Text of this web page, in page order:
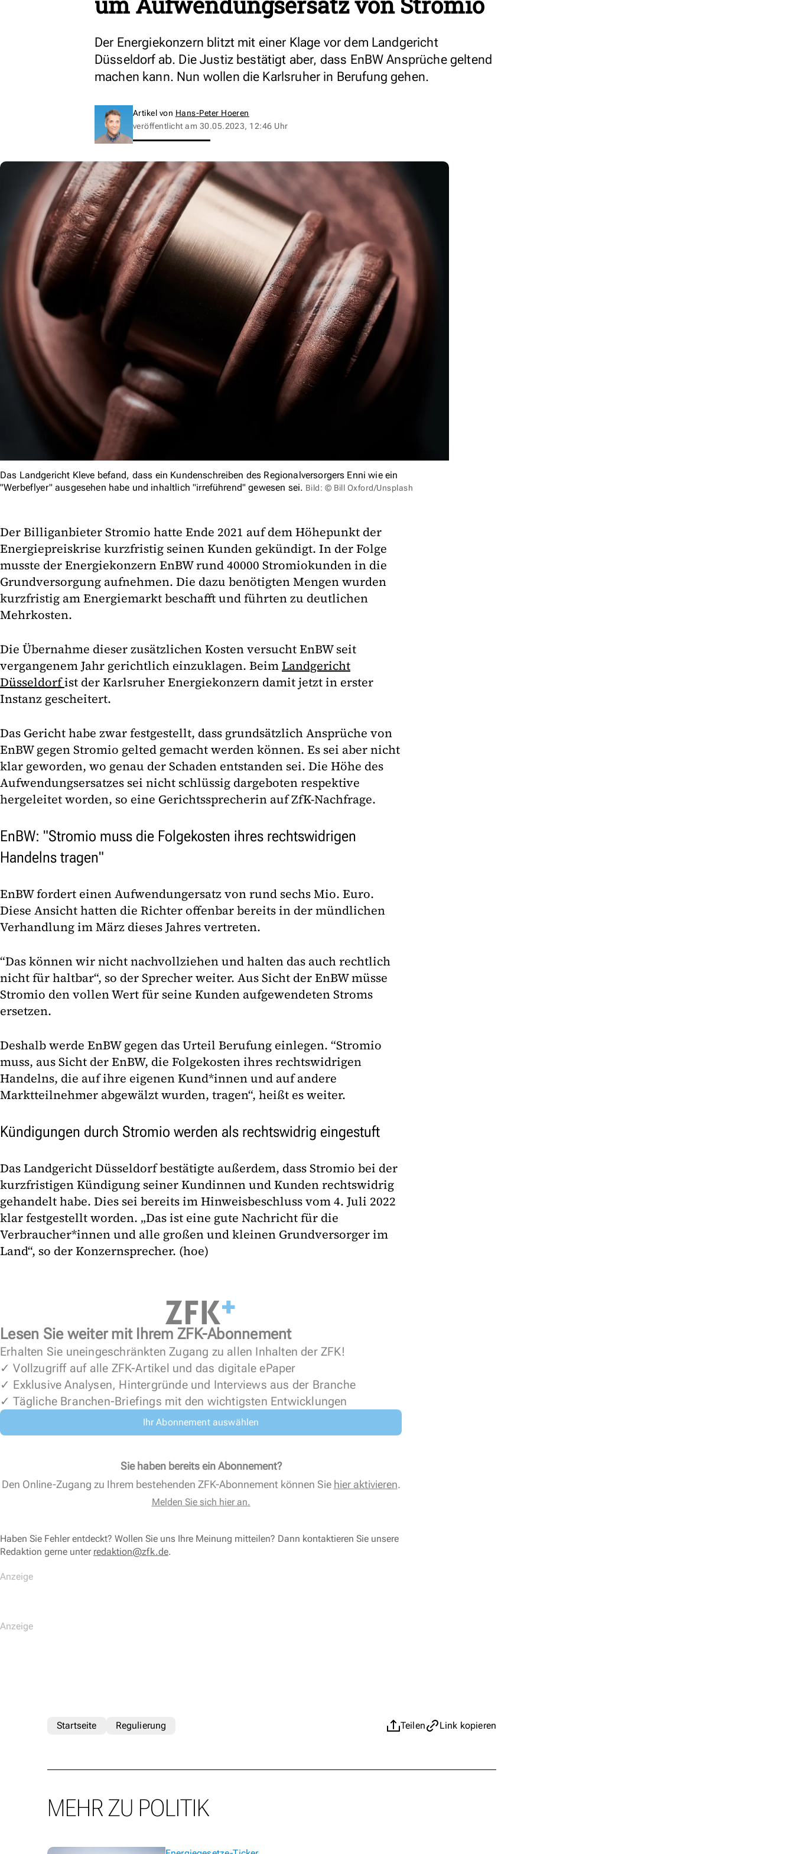
Der Energiekonzern blitzt mit einer Klage vor dem Landgericht
Düsseldorf ab. Die Justiz bestätigt aber, dass EnBW Ansprüche geltend
machen kann. Nun wollen die Karlsruher in Berufung gehen.
Artikel von Hans-Peter Hoeren
veröffentlicht am 30.05.2023, 12:46 Uhr
Das Landgericht Kleve befand, dass ein Kundenschreiben des Regionalversorgers Enni wie ein
"Werbeflyer" ausgesehen habe und inhaltlich "irreführend" gewesen sei. Bild: © Bill Oxford/Unsplash
Der Billiganbieter Stromio hatte Ende 2021 auf dem Höhepunkt der
Energiepreiskrise kurzfristig seinen Kunden gekündigt. In der Folge
musste der Energiekonzern EnBW rund 40000 Stromiokunden in die
Grundversorgung aufnehmen. Die dazu benötigten Mengen wurden
kurzfristig am Energiemarkt beschafft und führten zu deutlichen
Mehrkosten.
Die Übernahme dieser zusätzlichen Kosten versucht EnBW seit
vergangenem Jahr gerichtlich einzuklagen. BeimLandgericht
Düsseldorfist der Karlsruher Energiekonzern damit jetzt in erster
Instanz gescheitert.
Das Gericht habe zwar festgestellt, dass grundsätzlich Ansprüche von
EnBW gegen Stromio gelted gemacht werden können. Es sei aber nicht
klar geworden, wo genau der Schaden entstanden sei. Die Höhe des
Aufwendungsersatzes sei nicht schlüssig dargeboten respektive
hergeleitet worden, so eine Gerichtssprecherin auf ZfK-Nachfrage.
EnBW: "Stromio muss die Folgekosten ihres rechtswidrigen
Handelns tragen"
EnBW fordert einen Aufwendungersatz von rund sechs Mio. Euro.
Diese Ansicht hatten die Richter offenbar bereits in der mündlichen
Verhandlung im März dieses Jahres vertreten.
“Das können wir nicht nachvollziehen und halten das auch rechtlich
nicht für haltbar“, so der Sprecher weiter. Aus Sicht der EnBW müsse
Stromio den vollen Wert für seine Kunden aufgewendeten Stroms
ersetzen.
Deshalb werde EnBW gegen das Urteil Berufung einlegen. “Stromio
muss, aus Sicht der EnBW, die Folgekosten ihres rechtswidrigen
Handelns, die auf ihre eigenen Kund*innen und auf andere
Marktteilnehmer abgewälzt wurden, tragen“, heißt es weiter.
Kündigungen durch Stromio werden als rechtswidrig eingestuft
Das Landgericht Düsseldorf bestätigte außerdem, dass Stromio bei der
kurzfristigen Kündigung seiner Kundinnen und Kunden rechtswidrig
gehandelt habe. Dies sei bereits im Hinweisbeschluss vom 4. Juli 2022
klar festgestellt worden. „Das ist eine gute Nachricht für die
Verbraucher*innen und alle großen und kleinen Grundversorger im
Land“, so der Konzernsprecher. (hoe)
Lesen Sie weiter mit Ihrem ZFK-Abonnement
Erhalten Sie uneingeschränkten Zugang zu allen Inhalten der ZFK!
✓ Vollzugriff auf alle ZFK-Artikel und das digitale ePaper
✓ Exklusive Analysen, Hintergründe und Interviews aus der Branche
✓ Tägliche Branchen-Briefings mit den wichtigsten Entwicklungen
Ihr Abonnement auswählen
Sie haben bereits ein Abonnement?
Den Online-Zugang zu Ihrem bestehenden ZFK-Abonnement können Sie hier aktivieren.
Melden Sie sich hier an.
Haben Sie Fehler entdeckt? Wollen Sie uns Ihre Meinung mitteilen? Dann kontaktieren Sie unsere
Redaktion gerne unter redaktion@zfk.de.
Teilen Link kopieren
Startseite Regulierung
MEHR ZU POLITIK